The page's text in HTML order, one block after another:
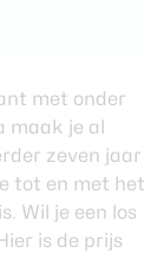
met onder
maak je al
zeven jaar
tot en met het
Wil je een los
is de prijs